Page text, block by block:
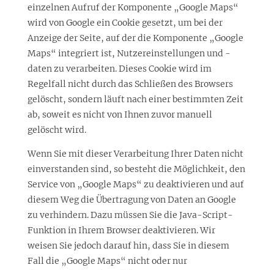
einzelnen Aufruf der Komponente „Google Maps“
wird von Google ein Cookie gesetzt, um bei der
Anzeige der Seite, auf der die Komponente „Google
Maps“ integriert ist, Nutzereinstellungen und -
daten zu verarbeiten. Dieses Cookie wird im
Regelfall nicht durch das Schließen des Browsers
gelöscht, sondern läuft nach einer bestimmten Zeit
ab, soweit es nicht von Ihnen zuvor manuell
gelöscht wird.
Wenn Sie mit dieser Verarbeitung Ihrer Daten nicht
einverstanden sind, so besteht die Möglichkeit, den
Service von „Google Maps“ zu deaktivieren und auf
diesem Weg die Übertragung von Daten an Google
zu verhindern. Dazu müssen Sie die Java-Script-
Funktion in Ihrem Browser deaktivieren. Wir
weisen Sie jedoch darauf hin, dass Sie in diesem
Fall die „Google Maps“ nicht oder nur